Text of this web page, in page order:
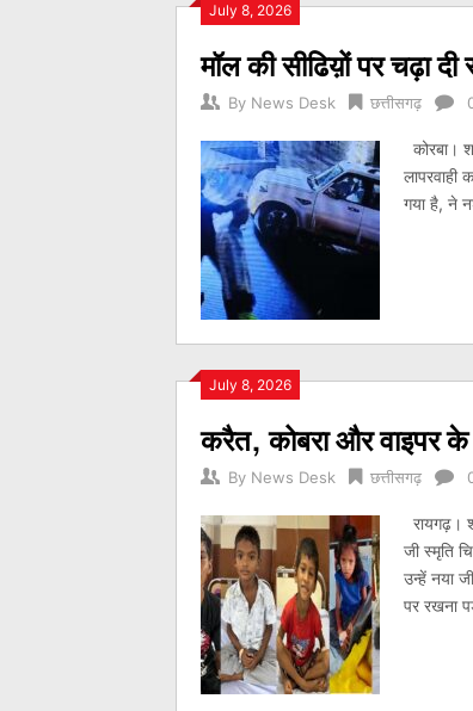
July 8, 2026
मॉल की सीढिय़ों पर चढ़ा दी
By News Desk छत्तीसगढ़
कोरबा।
लापरवाही
गया है, ने
July 8, 2026
करैत, कोबरा और वाइपर
By News Desk छत्तीसगढ़
रायगढ़।
जी स्मृति
उन्हें नया
पर रखना